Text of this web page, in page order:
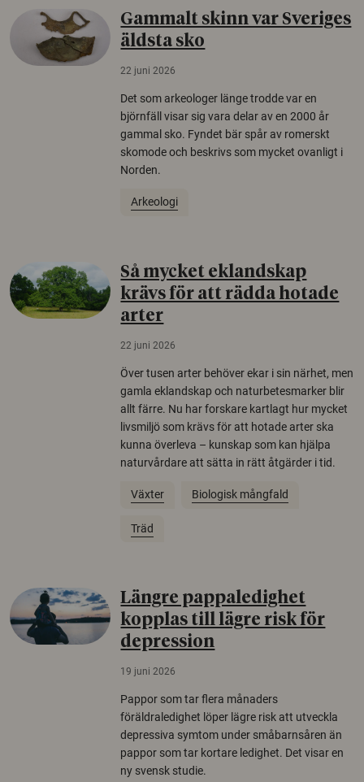
Gammalt skinn var Sveriges
äldsta sko
22 juni 2026
Det som arkeologer länge trodde var en
björnfäll visar sig vara delar av en 2000 år
gammal sko. Fyndet bär spår av romerskt
skomode och beskrivs som mycket ovanligt i
Norden.
Arkeologi
Så mycket eklandskap
krävs för att rädda hotade
arter
22 juni 2026
Över tusen arter behöver ekar i sin närhet, men
gamla eklandskap och naturbetesmarker blir
allt färre. Nu har forskare kartlagt hur mycket
livsmiljö som krävs för att hotade arter ska
kunna överleva – kunskap som kan hjälpa
naturvårdare att sätta in rätt åtgärder i tid.
Växter Biologisk mångfald
Träd
Längre pappaledighet
kopplas till lägre risk för
depression
19 juni 2026
Pappor som tar flera månaders
föräldraledighet löper lägre risk att utveckla
depressiva symtom under småbarnsåren än
pappor som tar kortare ledighet. Det visar en
ny svensk studie.